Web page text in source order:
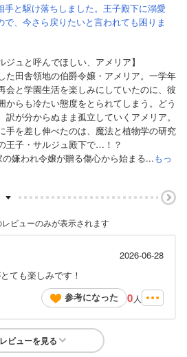
手と駆け落ちしました。王子殿下に溺愛
で、今さら戻りたいと言われても困りま
ュと呼んでほしい、アメリア】
た田舎領地の伯爵令嬢・アメリア。一学年
会と学園生活を楽しみにしていたのに、彼
からも冷たい態度をとられてしまう。どう
が分からぬまま孤立していくアメリア。
手を差し伸べたのは、魔法と植物学の研究
王子・サルジュ殿下で…！？
嫌われ令嬢が贈る傷心から始まる...もっ
ビューのみが表示されます
2026-06-28
ても楽しみです！
参考になった
0 人
レビューを見る